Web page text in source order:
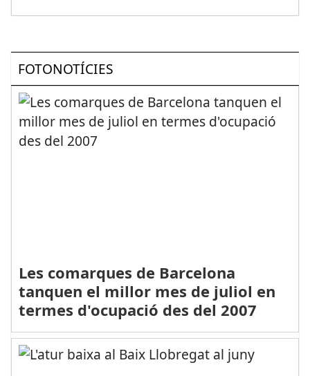
FOTONOTÍCIES
Les comarques de Barcelona
tanquen el millor mes de juliol en
termes d'ocupació des del 2007